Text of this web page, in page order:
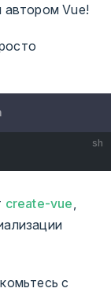
Vue!
sh
create-vue,
с